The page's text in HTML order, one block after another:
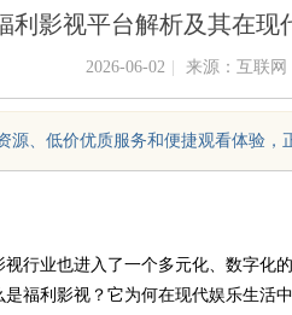
利影视平台解析及其在现
2026-06-02 来源：互联网
源、低价优质服务和便捷观看体验
视行业也进入了一个多元化、数字
福利影视？它为何在现代娱乐生活
发体系全解析